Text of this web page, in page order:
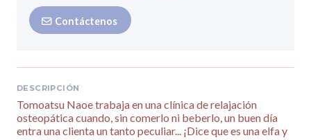
Contáctenos
DESCRIPCIÓN
Tomoatsu Naoe trabaja en una clínica de relajación
osteopática cuando, sin comerlo ni beberlo, un buen día
entra una clienta un tanto peculiar... ¡Dice que es una elfa y